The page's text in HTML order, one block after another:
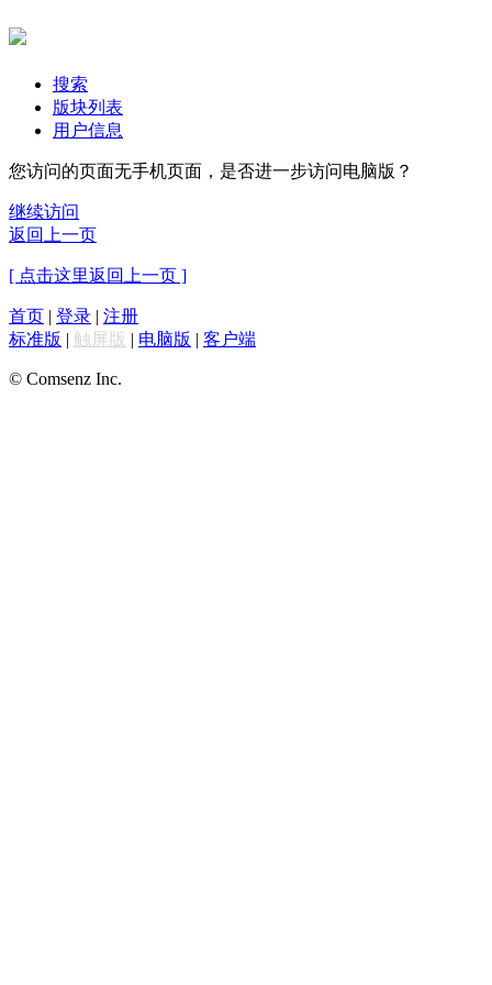
搜索
版块列表
用户信息
您访问的页面无手机页面，是否进一步访问电脑版？
继续访问
返回上一页
[ 点击这里返回上一页 ]
首页 | 登录 | 注册
标准版 | 触屏版 | 电脑版 | 客户端
© Comsenz Inc.